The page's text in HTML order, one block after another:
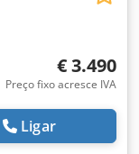
€ 3.490
Preço fixo acresce IVA
Ligar